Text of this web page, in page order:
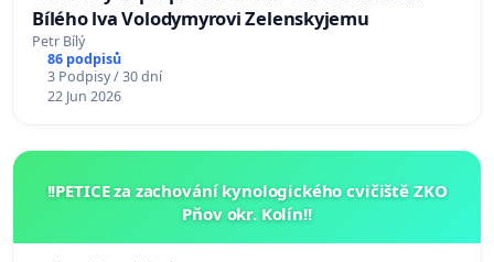
Bílého lva Volodymyrovi Zelenskyjemu
Petr Bílý
86 podpisů
3 Podpisy / 30 dní
22 Jun 2026
!!PETICE za zachování kynologického cvičiště ZKO
Pňov okr. Kolín!!